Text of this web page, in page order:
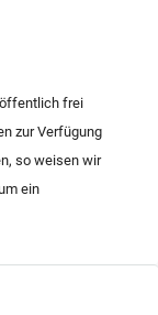
Die
und
profitieren
und einer
verschiedene
frei
zur Verfügung
so weisen wir
ein